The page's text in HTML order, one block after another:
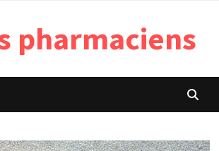
pharmaciens